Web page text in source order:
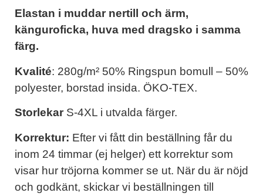
Elastan i muddar nertill och ärm,
känguroficka, huva med dragsko i samma
färg.
Kvalité: 280g/m² 50% Ringspun bomull – 50%
polyester, borstad insida. ÖKO-TEX.
Storlekar S-4XL i utvalda färger.
Korrektur: Efter vi fått din beställning får du
inom 24 timmar (ej helger) ett korrektur som
visar hur tröjorna kommer se ut. När du är nöjd
och godkänt, skickar vi beställningen till